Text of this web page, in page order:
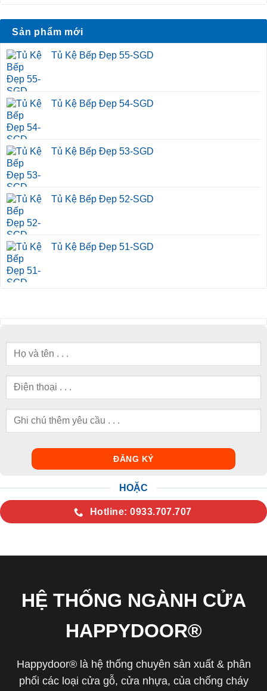
Sản phẩm mới
Tủ Kệ Bếp Đẹp 55-SGD
Tủ Kệ Bếp Đẹp 54-SGD
Tủ Kệ Bếp Đẹp 53-SGD
Tủ Kệ Bếp Đẹp 52-SGD
Tủ Kệ Bếp Đẹp 51-SGD
HOẶC
Hotline: 0933.707.707
HỆ THỐNG NGÀNH CỬA
HAPPYDOOR®
Happydoor® là hệ thống chuyên sản xuất & phân
phối các loại cửa gỗ, cửa nhựa, của chống cháy